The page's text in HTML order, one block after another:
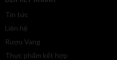
Tin tức
Liên hệ
Rượu Vang
Thực phẩm kết hợp